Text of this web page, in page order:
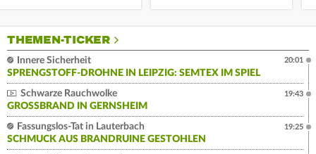
THEMEN-TICKER
Innere Sicherheit
SPRENGSTOFF-DROHNE IN LEIPZIG: SEMTEX IM SPIEL
20:01
Schwarze Rauchwolke
GROSSBRAND IN GERNSHEIM
19:43
Fassungslos-Tat in Lauterbach
SCHMUCK AUS BRANDRUINE GESTOHLEN
19:25